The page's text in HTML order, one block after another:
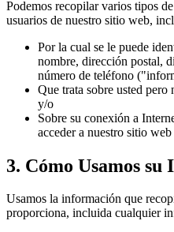
Podemos recopilar varios tipos
usuarios de nuestro sitio web,
Por la cual se le puede
nombre, dirección postal,
número de teléfono
Que trata sobre usted
y/o
Sobre su conexión a
acceder a nuestro sitio
3. Cómo Usamos
Usamos la información que
proporciona, incluida cualquier